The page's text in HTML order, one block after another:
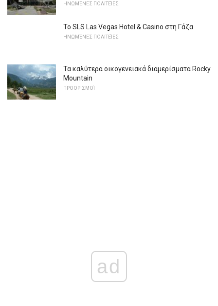
ΗΝΩΜΈΝΕΣ ΠΟΛΙΤΕΊΕΣ
Το SLS Las Vegas Hotel & Casino στη Γάζα
ΗΝΩΜΈΝΕΣ ΠΟΛΙΤΕΊΕΣ
Τα καλύτερα οικογενειακά διαμερίσματα Rocky
Mountain
ΠΡΟΟΡΙΣΜΟΊ
ad